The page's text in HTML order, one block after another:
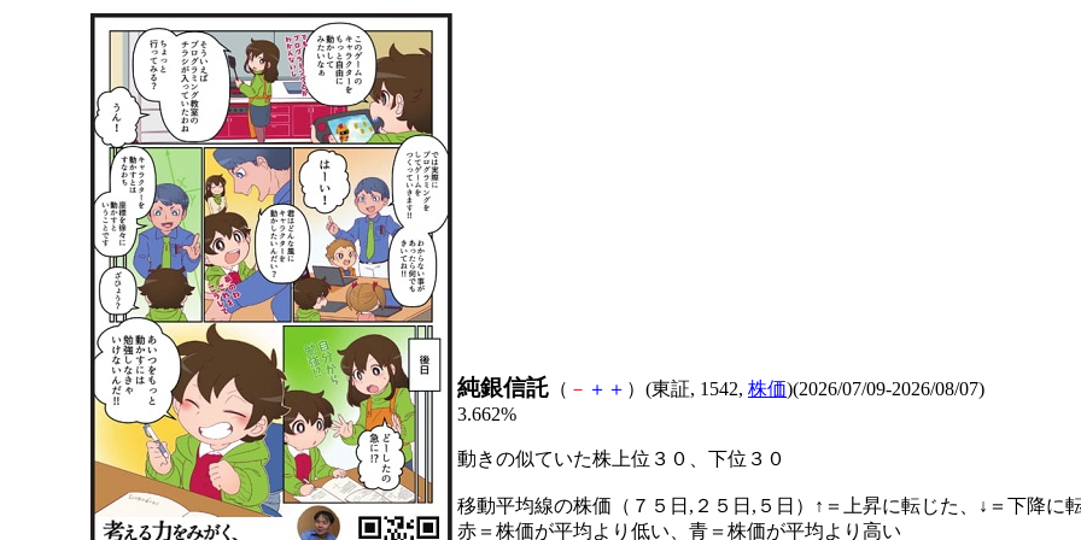
純銀信託 （ － ＋ ＋ ）(東証, 1542, 株価)(2026/07/09-2026/08/07)
3.662%
動きの似ていた株上位３０、下位３０
移動平均線の株価（７５日,２５日,５日）↑＝上昇に転じた、↓＝下降に
赤＝株価が平均より低い、青＝株価が平均より高い